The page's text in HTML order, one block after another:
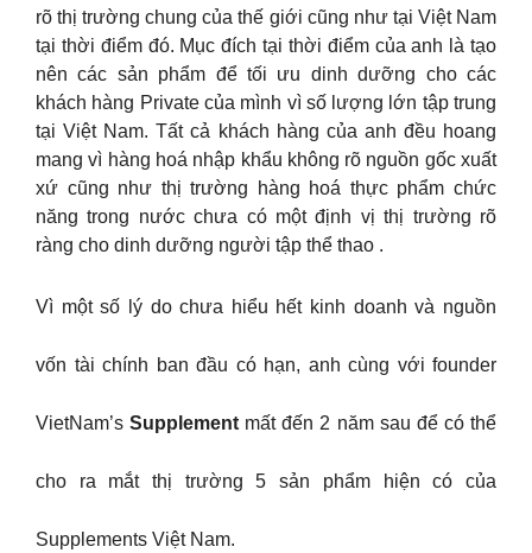
rõ thị trường chung của thế giới cũng như tại Việt Nam
tại thời điểm đó. Mục đích tại thời điểm của anh là tạo
nên các sản phẩm để tối ưu dinh dưỡng cho các
khách hàng Private của mình vì số lượng lớn tập trung
tại Việt Nam. Tất cả khách hàng của anh đều hoang
mang vì hàng hoá nhập khẩu không rõ nguồn gốc xuất
xứ cũng như thị trường hàng hoá thực phẩm chức
năng trong nước chưa có một định vị thị trường rõ
ràng cho dinh dưỡng người tập thể thao .
Vì một số lý do chưa hiểu hết kinh doanh và nguồn
vốn tài chính ban đầu có hạn, anh cùng với founder
VietNam’sSupplement mất đến 2 năm sau để có thể
cho ra mắt thị trường 5 sản phẩm hiện có của
Supplements Việt Nam.